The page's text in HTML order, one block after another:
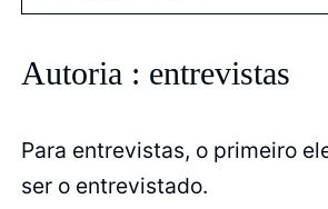
Autoria : entrevistas
Para entrevistas, o primeiro
ser o entrevistado.